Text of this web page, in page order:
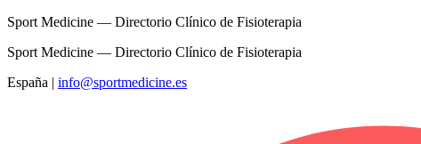
Sport Medicine — Directorio Clínico de Fisioterapia
Sport Medicine — Directorio Clínico de Fisioterapia
España | info@sportmedicine.es